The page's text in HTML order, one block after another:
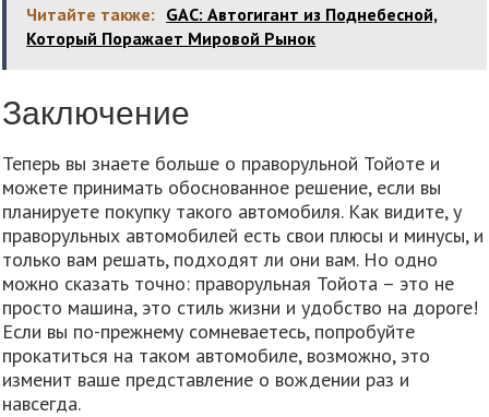
Читайте также: GAC: Автогигант из Поднебесной,
Который Поражает Мировой Рынок
Заключение
Теперь вы знаете больше о праворульной Тойоте и
можете принимать обоснованное решение, если вы
планируете покупку такого автомобиля. Как видите, у
праворульных автомобилей есть свои плюсы и минусы, и
только вам решать, подходят ли они вам. Но одно
можно сказать точно: праворульная Тойота – это не
просто машина, это стиль жизни и удобство на дороге!
Если вы по-прежнему сомневаетесь, попробуйте
прокатиться на таком автомобиле, возможно, это
изменит ваше представление о вождении раз и
навсегда.